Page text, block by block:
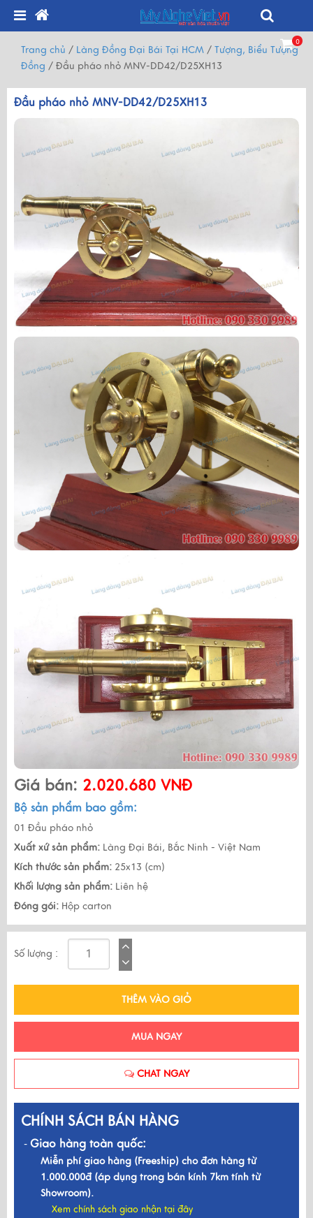
0
Trang chủ / Làng Đồng Đại Bái Tại HCM / Tượng, Biểu Tượng
Đồng / Đầu pháo nhỏ MNV-DD42/D25XH13
Đầu pháo nhỏ MNV-DD42/D25XH13
Giá bán: 2.020.680 VNĐ
Bộ sản phẩm bao gồm:
01 Đầu pháo nhỏ
Xuất xứ sản phẩm: Làng Đại Bái, Bắc Ninh - Việt Nam
Kích thước sản phẩm: 25x13 (cm)
Khối lượng sản phẩm: Liên hệ
Đóng gói: Hộp carton
Số lượng :
THÊM VÀO GIỎ
MUA NGAY
CHAT NGAY
CHÍNH SÁCH BÁN HÀNG
- Giao hàng toàn quốc:
Miễn phí giao hàng (Freeship) cho đơn hàng từ
1.000.000đ (áp dụng trong bán kính 7km tính từ
Showroom).
Xem chính sách giao nhận tại đây